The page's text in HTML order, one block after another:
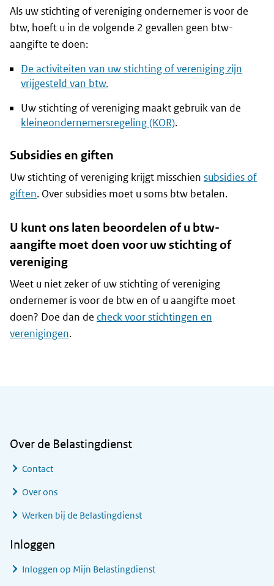
Als uw stichting of vereniging ondernemer is voor de
btw, hoeft u in de volgende 2 gevallen geen btw-
aangifte te doen:
De activiteiten van uw stichting of vereniging zijn
vrijgesteld van btw.
Uw stichting of vereniging maakt gebruik van de
kleineondernemersregeling (KOR).
Subsidies en giften
Uw stichting of vereniging krijgt misschien subsidies of
giften. Over subsidies moet u soms btw betalen.
U kunt ons laten beoordelen of u btw-
aangifte moet doen voor uw stichting of
vereniging
Weet u niet zeker of uw stichting of vereniging
ondernemer is voor de btw en of u aangifte moet
doen? Doe dan de check voor stichtingen en
verenigingen.
Over de Belastingdienst
Contact
Over ons
Werken bij de Belastingdienst
Inloggen
Inloggen op Mijn Belastingdienst